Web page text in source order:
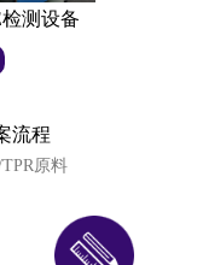
测设备
流程
原料